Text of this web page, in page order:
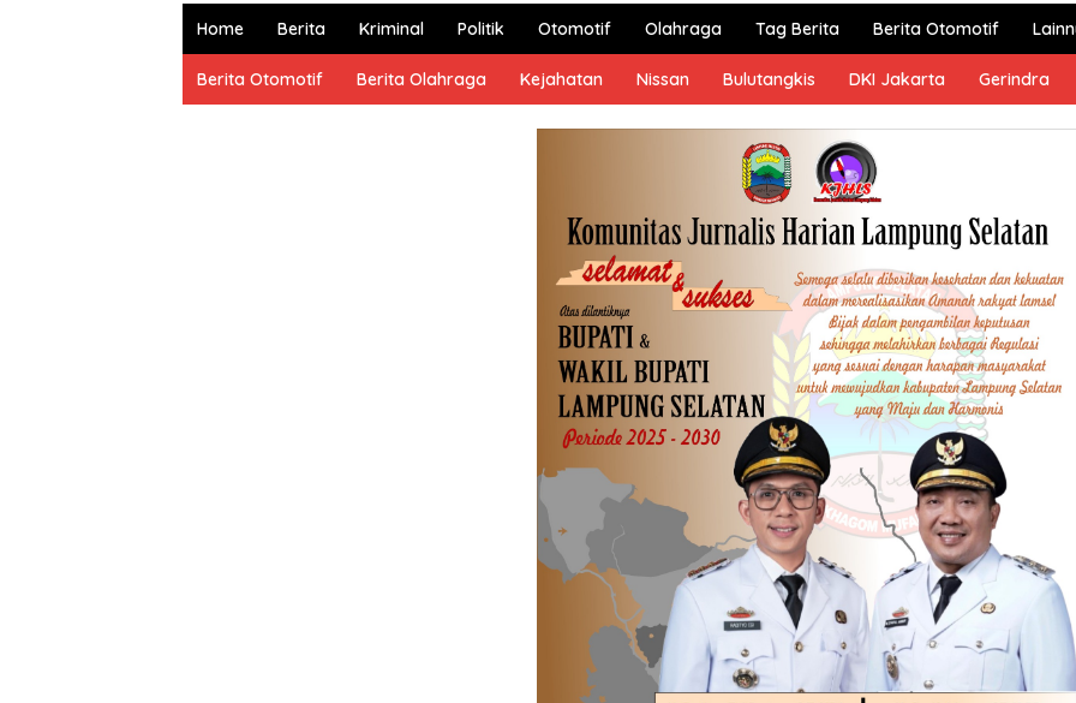
dan
Home Berita Kriminal Politik Otomotif Olahraga Tag Berita Berita Otomotif
Berita Otomotif Berita Olahraga Kejahatan Nissan Bulutangkis DKI Jakarta Gerindra